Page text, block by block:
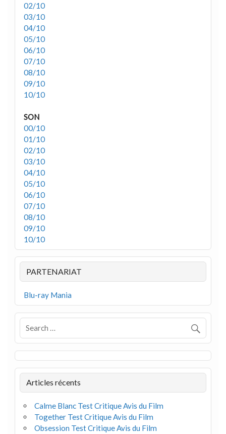
02/10
03/10
04/10
05/10
06/10
07/10
08/10
09/10
10/10
SON
00/10
01/10
02/10
03/10
04/10
05/10
06/10
07/10
08/10
09/10
10/10
PARTENARIAT
Blu-ray Mania
Articles récents
Calme Blanc Test Critique Avis du Film
Together Test Critique Avis du Film
Obsession Test Critique Avis du Film